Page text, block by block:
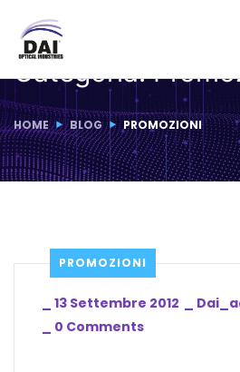
Categoria:
HOME BLOG PROMOZIONI
PROMOZIONI
13 Settembre 2012
0 Comments